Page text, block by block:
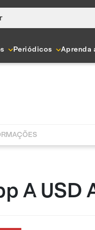
Periódicos Aprenda
A USD